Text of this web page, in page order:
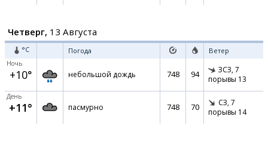
Четверг, 13 Августа
°C Погода Ветер
Ночь
+10° небольшой дождь 748 94 ЗСЗ, 7
порывы 13
День
+11° пасмурно 748 70 СЗ, 7
порывы 14